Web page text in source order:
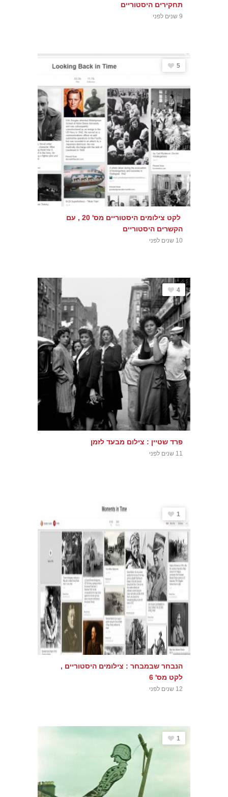
תחקירים היסטוריים
9 שנים לפני
5
לקט צילומים היסטוריים מס' 20 , עם
הקשרים היסטוריים
10 שנים לפני
4
פרד שטיין : צילום מבעד לזמן
11 שנים לפני
1
הנבחר שבמבחר : צילומים היסטוריים ,
לקט מס' 6
12 שנים לפני
1